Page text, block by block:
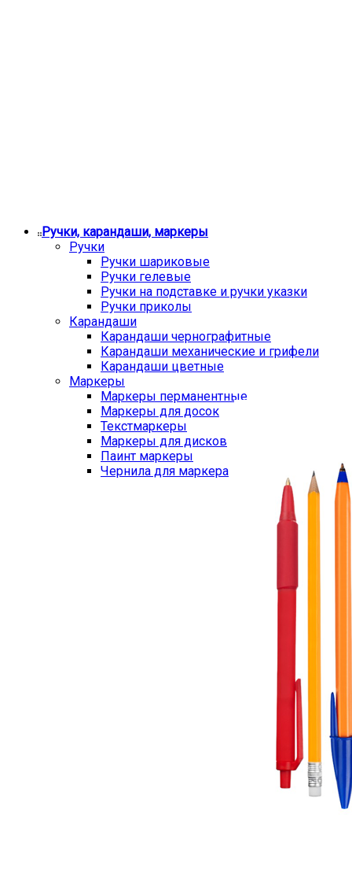
Ручки, карандаши, маркеры
Ручки
Ручки шариковые
Ручки гелевые
Ручки на подставке и ручки указки
Ручки приколы
Карандаши
Карандаши чернографитные
Карандаши механические и грифели
Карандаши цветные
Маркеры
Маркеры перманентные
Маркеры для досок
Текстмаркеры
Маркеры для дисков
Паинт маркеры
Чернила для маркера